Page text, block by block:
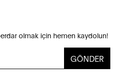
olmak için hemen kaydolun!
GÖNDER